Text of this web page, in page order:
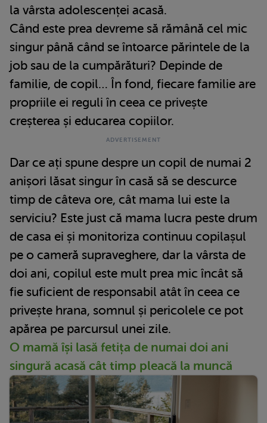
la vârsta adolescenței acasă.
Când este prea devreme să rămână cel mic
singur până când se întoarce părintele de la
job sau de la cumpărături? Depinde de
familie, de copil… În fond, fiecare familie are
propriile ei reguli în ceea ce privește
creșterea și educarea copiilor.
Dar ce ați spune despre un copil de numai 2
anișori lăsat singur în casă să se descurce
timp de câteva ore, cât mama lui este la
serviciu? Este just că mama lucra peste drum
de casa ei și monitoriza continuu copilașul
pe o cameră supraveghere, dar la vârsta de
doi ani, copilul este mult prea mic încât să
fie suficient de responsabil atât în ceea ce
privește hrana, somnul și pericolele ce pot
apărea pe parcursul unei zile.
O mamă își lasă fetița de numai doi ani
singură acasă cât timp pleacă la muncă